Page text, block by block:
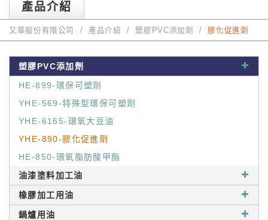
產品介紹
又華股份有限公司 產品介紹 塑膠PVC添加劑 膠化促進劑
塑膠PVC添加劑
HE-899-環保可塑劑
YHE-569-特殊型環保可塑劑
YHE-6165-環氧大豆油
YHE-890-膠化促進劑
HE-850-環氧脂肪酸甲酯
油漆塗料加工油
橡膠加工用油
鍋爐用油